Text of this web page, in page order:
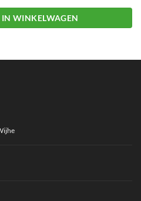
IN WINKELWAGEN